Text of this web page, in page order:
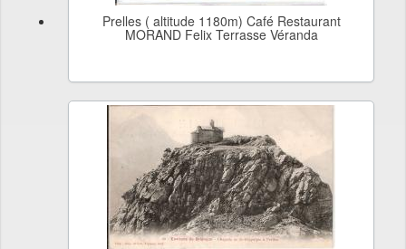
Prelles ( altitude 1180m) Café Restaurant
MORAND Felix Terrasse Véranda